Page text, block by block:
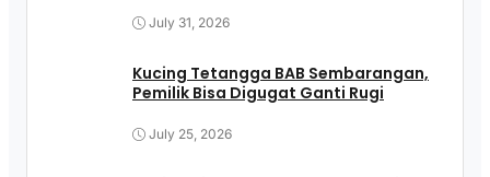
July 31, 2026
Kucing Tetangga BAB Sembarangan,
Pemilik Bisa Digugat Ganti Rugi
July 25, 2026